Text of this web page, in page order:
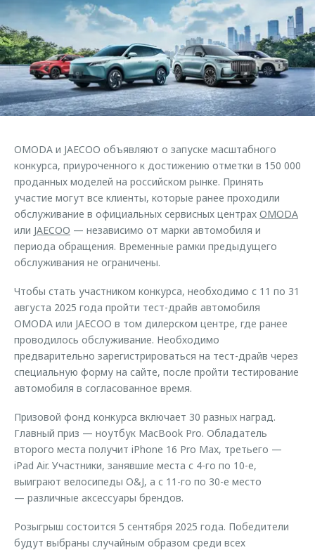
Страхование
Кредитный калькулятор
Аксессуары
Одежда и сувениры
Оригинальные аксессуары
Трейд-ин
Калькулятор трейд-ин
Руководства по эксплуатации
Клиентская поддержка
O&J Автоклуб
Клуб владельцев OMODA
Приложение O&J
Одежда и сувениры
Оригинальные аксессуары
Запчасти
Обратная связь
OMODA и JAECOO объявляют о запуске масштабного
конкурса, приуроченного к достижению отметки в 150 000
проданных моделей на российском рынке. Принять
участие могут все клиенты, которые ранее проходили
обслуживание в официальных сервисных центрах OMODA
или JAECOO — независимо от марки автомобиля и
периода обращения. Временные рамки предыдущего
обслуживания не ограничены.
Чтобы стать участником конкурса, необходимо с 11 по 31
августа 2025 года пройти тест-драйв автомобиля
OMODA или JAECOO в том дилерском центре, где ранее
проводилось обслуживание. Необходимо
предварительно зарегистрироваться на тест-драйв через
специальную форму на сайте, после пройти тестирование
автомобиля в согласованное время.
Призовой фонд конкурса включает 30 разных наград.
Главный приз — ноутбук MacBook Pro. Обладатель
второго места получит iPhone 16 Pro Max, третьего —
iPad Air. Участники, занявшие места с 4-го по 10-е,
выиграют велосипеды O&J, а с 11-го по 30-е место
— различные аксессуары брендов.
Розыгрыш состоится 5 сентября 2025 года. Победители
будут выбраны случайным образом среди всех